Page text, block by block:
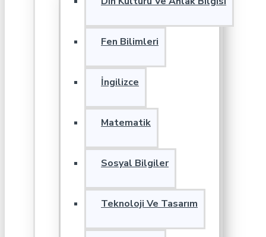
Fen Bilimleri
İngilizce
Matematik
Sosyal Bilgiler
Teknoloji Ve Tasarım